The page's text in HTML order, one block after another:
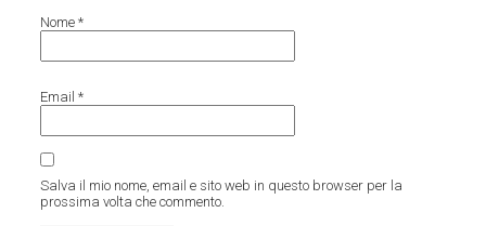
Nome*
Email*
Salva il mio nome, email e sito web in questo browser per la
prossima volta che commento.